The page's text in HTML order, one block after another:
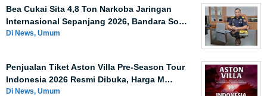
Bea Cukai Sita 4,8 Ton Narkoba Jaringan
Internasional Sepanjang 2026, Bandara So…
Di News, Umum
Penjualan Tiket Aston Villa Pre-Season Tour
Indonesia 2026 Resmi Dibuka, Harga M…
Di News, Umum